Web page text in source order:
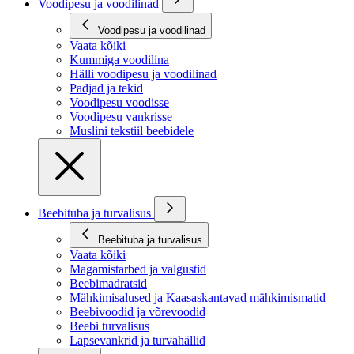
Voodipesu ja voodilinad
Voodipesu ja voodilinad
Vaata kõiki
Kummiga voodilina
Hälli voodipesu ja voodilinad
Padjad ja tekid
Voodipesu voodisse
Voodipesu vankrisse
Muslini tekstiil beebidele
Beebituba ja turvalisus
Beebituba ja turvalisus
Vaata kõiki
Magamistarbed ja valgustid
Beebimadratsid
Mähkimisalused ja Kaasaskantavad mähkimismatid
Beebivoodid ja võrevoodid
Beebi turvalisus
Lapsevankrid ja turvahällid